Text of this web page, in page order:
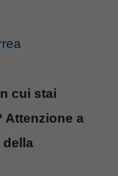
cui stai
Attenzione a
della